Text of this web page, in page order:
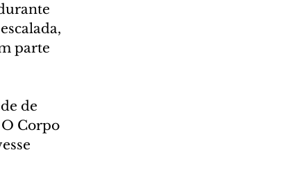
parte
de
Corpo